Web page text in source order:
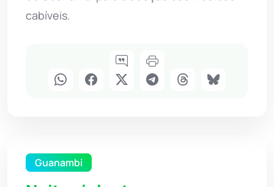
cabíveis.
Guanambi